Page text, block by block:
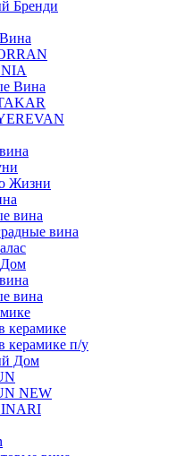
Бренди
Вина
Жизни
вина
вина
вина
керамике
керамике п/у
Дом
NEW